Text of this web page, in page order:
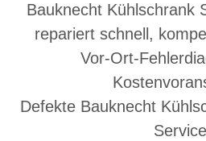
Bauknecht Kühlschrank
repariert schnell,
Vor-Ort-
Defekte Bauknecht
Service